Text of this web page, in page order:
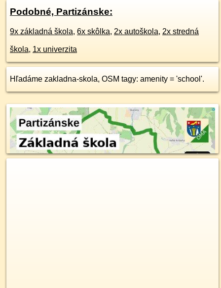
Podobné, Partizánske:
9x základná škola, 6x skôlka, 2x autoškola, 2x stredná
škola, 1x univerzita
Hľadáme zakladna-skola, OSM tagy: amenity = 'school'.